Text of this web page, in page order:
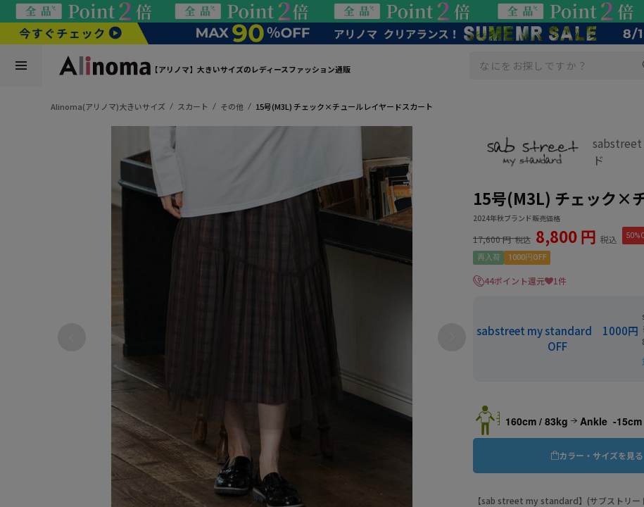
【アリノマ】大きいサイズのレディースファッション通販
Alinoma(アリノマ)大きいサイズ スカート その他 15号(M3L) チェック×チュールレイヤードスカート
ド
15号(M3L) チェック×
2024年秋ブランド販売価格
17,600 円 税込 8,800 円 税込
再入荷 1000円OFF
44ポイント還元 1件
sabstreet my standard 1000円
OFF
160cm / 83kg Ankle -15cm
カラー・サイズを見る
【sab street my standard】(サブストリー